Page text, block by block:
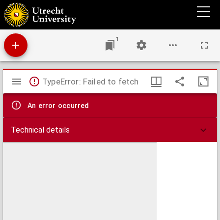
Anleitung zum Erkennen, Verhüten und Tilgen der Rinderpest
1
Mirador
viewer
TypeError: Failed to fetch
An error occurred
Technical details